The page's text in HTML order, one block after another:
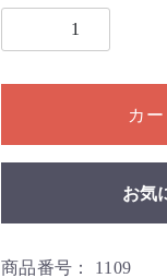
1個以上の数量を入
カ
お気
商品番号： 1109